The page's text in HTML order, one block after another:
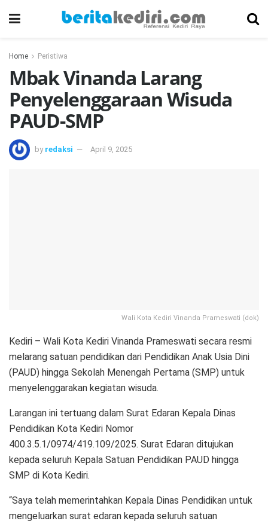
Home Peristiwa
Mbak Vinanda Larang
Penyelenggaraan Wisuda
PAUD-SMP
by redaksi April 9, 2025
Wali Kota Kediri Vinanda Prameswati (dok)
Kediri – Wali Kota Kediri Vinanda Prameswati secara resmi
melarang satuan pendidikan dari Pendidikan Anak Usia Dini
(PAUD) hingga Sekolah Menengah Pertama (SMP) untuk
menyelenggarakan kegiatan wisuda.
Larangan ini tertuang dalam Surat Edaran Kepala Dinas
Pendidikan Kota Kediri Nomor
400.3.5.1/0974/419.109/2025. Surat Edaran ditujukan
kepada seluruh Kepala Satuan Pendidikan PAUD hingga
SMP di Kota Kediri.
“Saya telah memerintahkan Kepala Dinas Pendidikan untuk
mengeluarkan surat edaran kepada seluruh satuan